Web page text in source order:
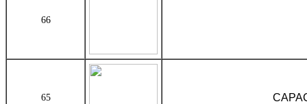
66
65